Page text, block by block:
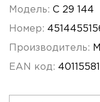
Модель: C 29 144
Номер:
Производитель:
EAN код: